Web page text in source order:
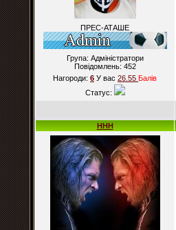
ПРЕС-АТАШЕ
Група: Адміністратори
Повідомлень: 452
Нагороди: 6 У вас 26.55 Балiв
Статус:
HHH